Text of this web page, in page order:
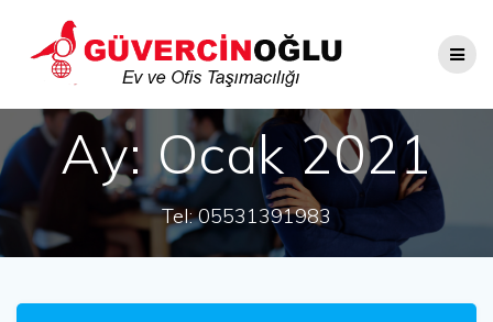
content
Ay: Ocak 2021
Tel: 05531391983